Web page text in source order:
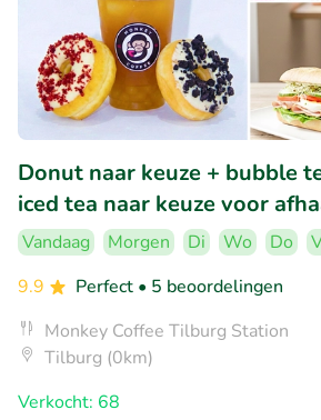
Donut naar keuze + bubble
iced tea naar keuze voor
Vandaag Morgen Di Wo Do
9.9
Perfect • 5 beoordelingen
Monkey Coffee Tilburg Station
Tilburg (0km)
Verkocht: 68